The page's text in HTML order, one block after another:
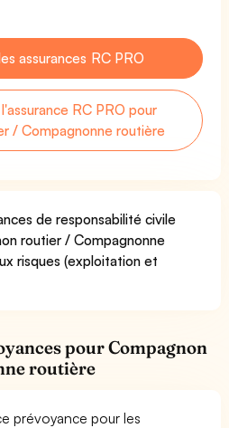
assurances RC PRO
RC PRO pour
/ Compagnonne routière
de responsabilité civile
routier / Compagnonne
risques (exploitation et
pour Compagnon
routière
prévoyance pour les